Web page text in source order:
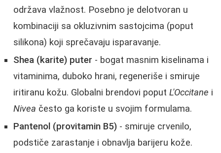
održava vlažnost. Posebno je delotvoran u
kombinaciji sa okluzivnim sastojcima (poput
silikona) koji sprečavaju isparavanje.
Shea (karite) puter - bogat masnim kiselinama i
vitaminima, duboko hrani, regeneriše i smiruje
iritiranu kožu. Globalni brendovi poput L'Occitane i
Nivea često ga koriste u svojim formulama.
Pantenol (provitamin B5) - smiruje crvenilo,
podstiče zarastanje i obnavlja barijeru kože.